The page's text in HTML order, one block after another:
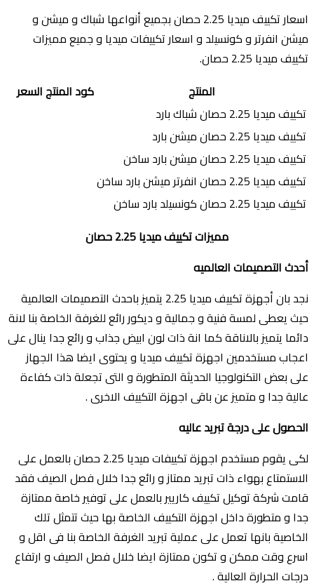
اسعار تكييف ميديا 2.25 حصان بجميع أنواعها شباك و ميشن و
ميشن انفرتر و كونسيلد و اسعار تكييفات ميديا و جميع مميزات
تكييف ميديا 2.25 حصان.
المنتج
كود المنتجالسعر
تكييف ميديا 2.25 حصان شباك بارد
تكييف ميديا 2.25 حصان ميشن بارد
تكييف ميديا 2.25 حصان ميشن بارد ساخن
تكييف ميديا 2.25 حصان انفرتر ميشن بارد ساخن
تكييف ميديا 2.25 حصان كونسيلد بارد ساخن
مميزات تكييف ميديا 2.25 حصان
أحدث التصميمات العالميه
نجد بان أجهزة تكييف ميديا 2.25 يتميز باحدث التصميمات العالمية
حيث يعطى لمسة فنية و جمالية و ديكور رائع للغرفة الخاصة بنا لانة
دائما يتميز بالاناقة كما انة ذات لون ابيض جذاب و رائع جدا ينال على
اعجاب مستخدمين اجهزة تكييف ميديا و يحتوى ايضا هذا الجهاز
على بعض التكنولوجيا الحديثة المتطورة و التى تجعلة ذات كفاءة
عالية جدا و متميز عن باقى اجهزة التكييف الاخرى .
الحصول على درجة تبريد عاليه
لكى يقوم مستخدم اجهزة تكييفات ميديا 2.25 حصان بالعمل على
الاستمتاع بهواء ذات تبريد ممتاز و رائع جدا خلال فصل الصيف فقد
قامت شركة توكيل تكييف كاريير بالعمل على توفير خاصة ممتازة
جدا و متطورة داخل اجهزة التكييف الخاصة بها حيث تتمثل تلك
الخاصية بانها تعمل على عملية تبريد الغرفة الخاصة بنا فى اقل و
اسرع وقت ممكن و تكون ممتازة ايضا خلال فصل الصيف و ارتفاع
درجات الحرارة العالية .